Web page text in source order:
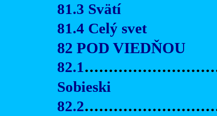
81.3 Svätí
81.4 Celý svet
82 POD VIEDŇOU
82.1
Sobieski
82.2